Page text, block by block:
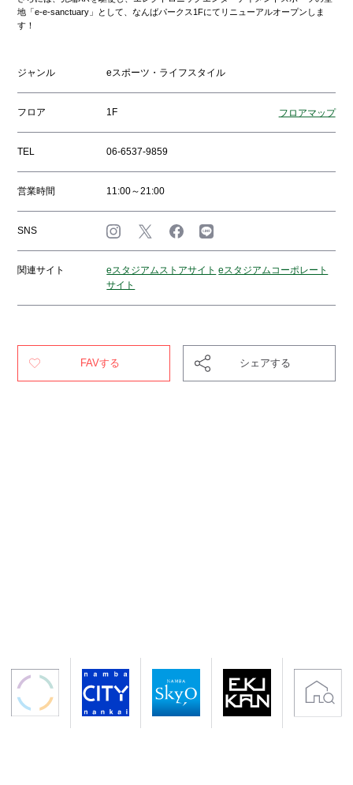
地「e-e-sanctuary」として、なんばパークス1Fにてリニューアルオープンしま
す！
ジャンル eスポーツ・ライフスタイル
フロア 1F フロアマップ
TEL 06-6537-9859
営業時間 11:00～21:00
SNS
関連サイト eスタジアムストアサイト eスタジアムコーポレート
サイト
FAVする シェアする